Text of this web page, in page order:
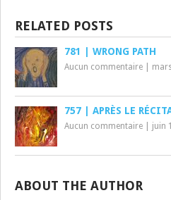
RELATED POSTS
781 | WRONG PATH
Aucun commentaire
757 | APRÈS LE
Aucun commentaire juin
ABOUT THE AUTHOR